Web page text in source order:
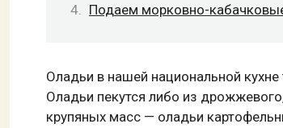
Подаем морковно-
Оладьи в нашей национальной
Оладьи пекутся либо из
крупяных масс — оладьи